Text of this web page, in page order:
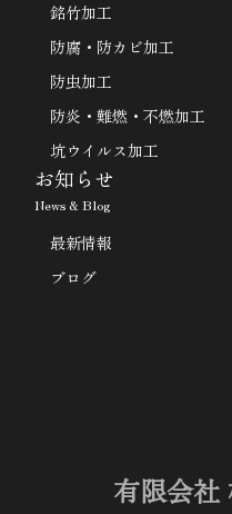
有限会社
銘竹加工
防腐・防カビ加工
防虫加工
防炎・難燃・不燃加工
坑ウイルス加工
お知らせ
News & Blog
最新情報
ブログ